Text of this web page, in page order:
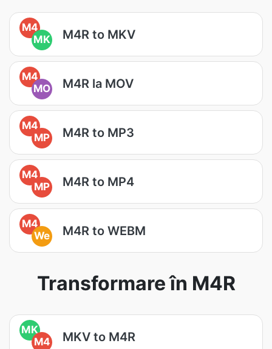
M4
MK
M4R to MKV
M4
MO
M4R la MOV
M4
MP
M4R to MP3
M4
MP
M4R to MP4
M4
We
M4R to WEBM
Transformare în M4R
MK
M4
MKV to M4R